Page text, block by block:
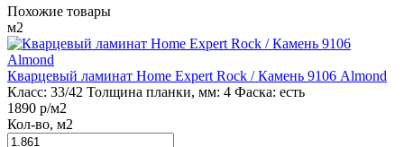
Похожие товары
м2
Кварцевый ламинат Home Expert Rock / Камень 9106 Almond
Класс: 33/42 Толщина планки, мм: 4 Фаска: есть
1890 р/м2
Кол-во, м2